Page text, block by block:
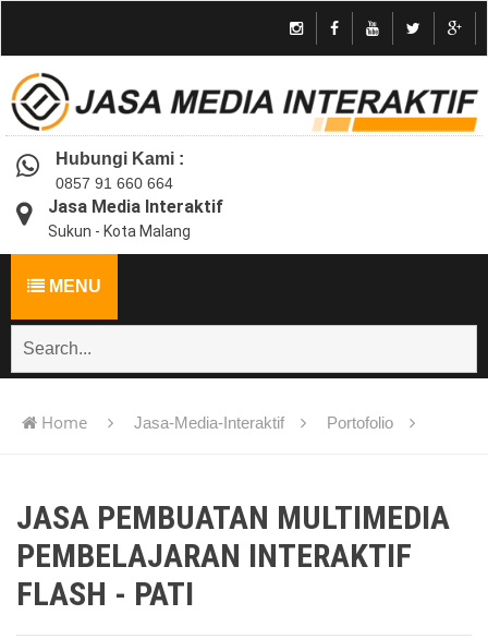
Hubungi Kami :
0857 91 660 664
Jasa Media Interaktif
Sukun - Kota Malang
MENU
Home Jasa-Media-Interaktif Portofolio
JASA PEMBUATAN MULTIMEDIA
PEMBELAJARAN INTERAKTIF
FLASH - PATI